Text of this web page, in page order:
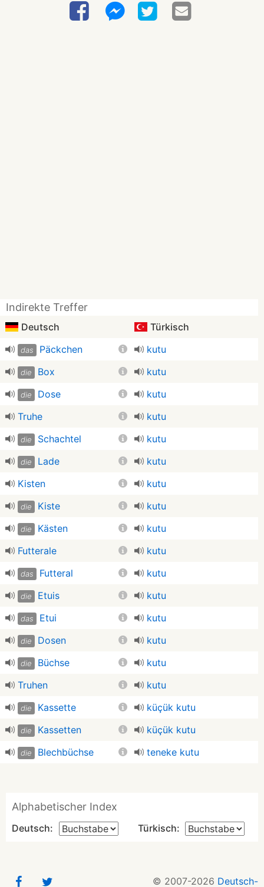
Indirekte Treffer
Deutsch Türkisch
das Päckchen kutu
die Box kutu
die Dose
kutu
Truhe
kutu
die Schachtel kutu
die Lade
kutu
Kisten
kutu
die Kiste kutu
die Kästen
kutu
Futterale
kutu
das Futteral kutu
die Etuis kutu
das Etui kutu
die Dosen kutu
die Büchse
kutu
Truhen
kutu
die Kassette küçük kutu
die Kassetten küçük kutu
die Blechbüchse teneke kutu
Alphabetischer Index
Deutsch: Türkisch:
© 2007-2026 Deutsch-